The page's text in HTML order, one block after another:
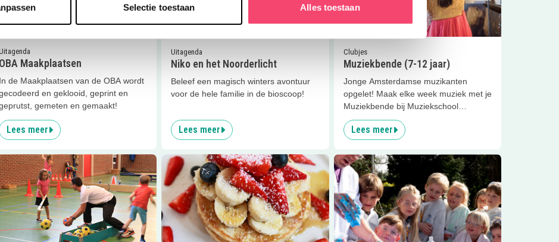
Selectie toestaan Alles toestaan
km
OBA Maakplaatsen
In de Maakplaatsen van de OBA wordt
en geklooid, geprint en
gemeten en gemaakt!
Lees meer
0 km
Uitagenda
Niko en het Noorderlicht
Beleef een magisch winters avontuur
voor de hele familie in de bioscoop!
Lees meer
0 km
Clubjes
Muziekbende (7-12 jaar)
Jonge Amsterdamse muzikanten
opgelet! Maak elke week muziek met je
Muziekbende bij Muziekschool
Amsterdam
Lees meer
meer Monkey Moves Lees meer Moak Pancakes Lees meer Mad Science Zomerkamp
Kasteel de Haar!
Ja, ik wil winnen!